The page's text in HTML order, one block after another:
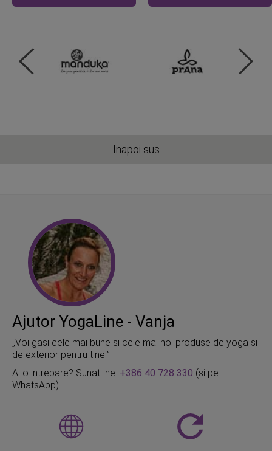
Inapoi sus
Ajutor YogaLine - Vanja
„Voi gasi cele mai bune si cele mai noi produse de yoga si
de exterior pentru tine!”
Ai o intrebare? Sunati-ne: +386 40 728 330 (si pe
WhatsApp)